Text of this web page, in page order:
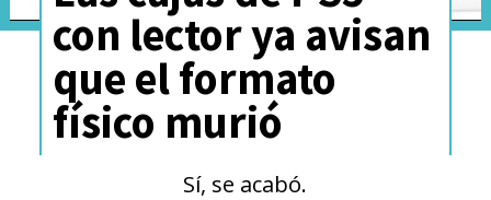
con lector ya avisan
que el formato
físico murió
Sí, se acabó.